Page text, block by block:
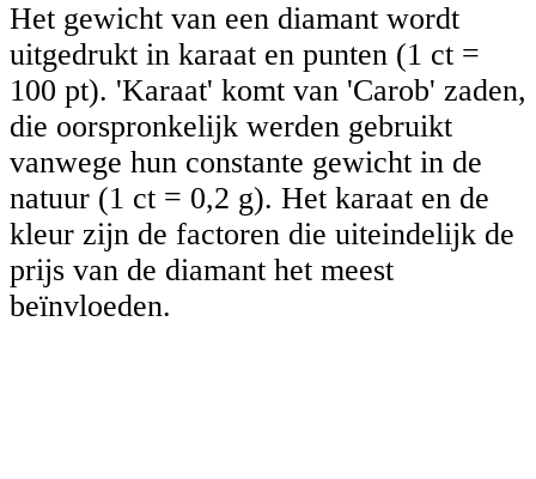
Het gewicht van een diamant wordt
uitgedrukt in karaat en punten (1 ct =
100 pt). 'Karaat' komt van 'Carob' zaden,
die oorspronkelijk werden gebruikt
vanwege hun constante gewicht in de
natuur (1 ct = 0,2 g). Het karaat en de
kleur zijn de factoren die uiteindelijk de
prijs van de diamant het meest
beïnvloeden.